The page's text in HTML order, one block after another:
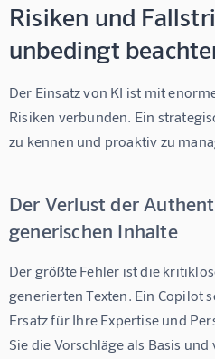
Risiken und
unbedingt
Der Einsatz von KI ist mit
Risiken verbunden. Ein
zu kennen und proaktiv zu
Der Verlust der
generischen Inhalte
Der größte Fehler ist die
generierten Texten. Ein Copilot
Ersatz für Ihre Expertise und
Sie die Vorschläge als Basis